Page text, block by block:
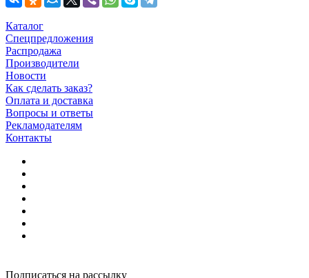
Каталог
Спецпредложения
Распродажа
Производители
Новости
Как сделать заказ?
Оплата и доставка
Вопросы и ответы
Рекламодателям
Контакты
Подписаться на рассылку